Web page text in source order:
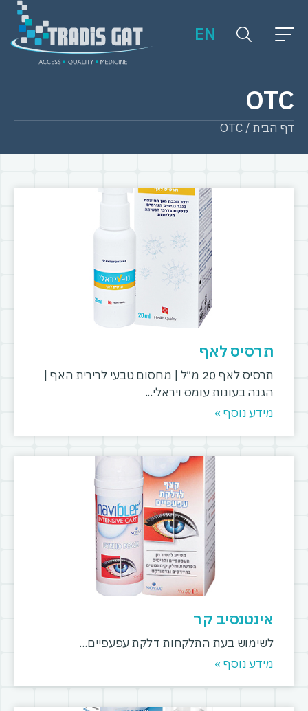
EN
OTC
דף הבית /
OTC
תרסיס לאף
תרסיס לאף 20 מ״ל | מחסום טבעי לרירית האף |
הגנה בעונות עומס ויראלי
מידע נוסף »
אינטנסיב קר
לשימוש בעת התלקחות דלקת עפעפיים
מידע נוסף »